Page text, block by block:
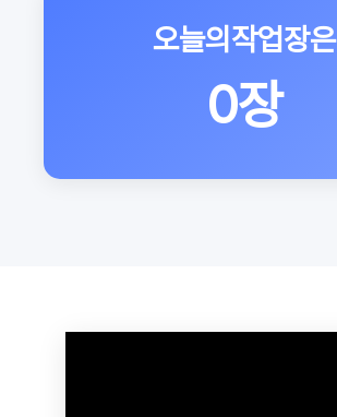
오늘의작업장은
0장